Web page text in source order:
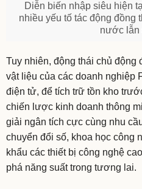
Diễn biến nhập siêu hiện
nhiều yếu tố tác động
nước lẫn
Tuy nhiên, động thái chủ động
vật liệu của các doanh nghiệp
điện tử, để tích trữ tồn kho
chiến lược kinh doanh thông
giải ngân tích cực cùng nhu
chuyển đổi số, khoa học công
khẩu các thiết bị công nghệ
phá năng suất trong tương lai.